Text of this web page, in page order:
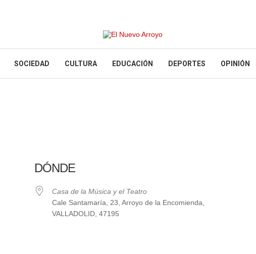
SOCIEDAD CULTURA EDUCACIÓN DEPORTES OPINIÓN
DÓNDE
Casa de la Música y el Teatro
Cale Santamaría, 23, Arroyo de la Encomienda,
VALLADOLID, 47195